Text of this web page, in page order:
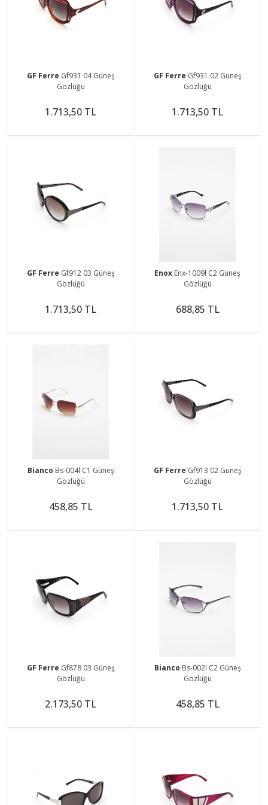
GF Ferre Gf931 04 Güneş
Gözlüğü
1.713,50 TL
GF Ferre Gf931 02 Güneş
Gözlüğü
1.713,50 TL
GF Ferre Gf912 03 Güneş
Gözlüğü
1.713,50 TL
Enox Enx-1009l C2 Güneş
Gözlüğü
688,85 TL
Bianco Bs-004l C1 Güneş
Gözlüğü
458,85 TL
GF Ferre Gf913 02 Güneş
Gözlüğü
1.713,50 TL
GF Ferre Gf878 03 Güneş
Gözlüğü
2.173,50 TL
Bianco Bs-002l C2 Güneş
Gözlüğü
458,85 TL